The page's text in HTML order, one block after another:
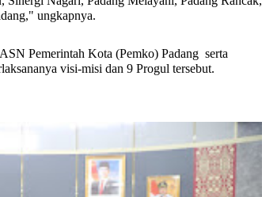
ungkapnya.
Pemerintah Kota (Pemko) Padang serta
visi-misi dan 9 Progul tersebut.